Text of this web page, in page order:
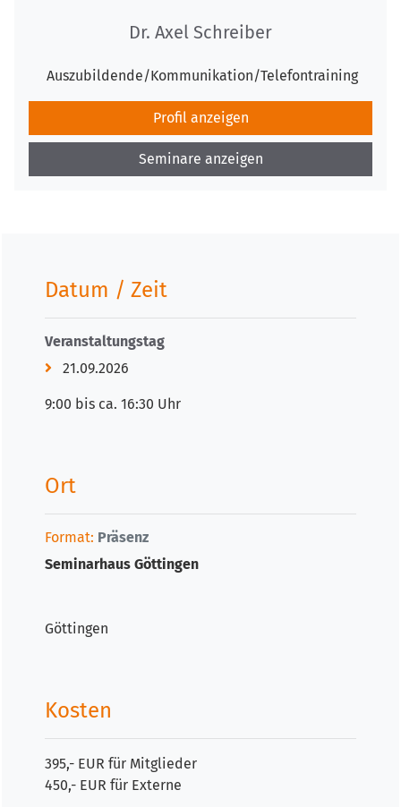
Dr. Axel Schreiber
Auszubildende/Kommunikation/Telefontraining
Profil anzeigen
Seminare anzeigen
Datum / Zeit
Veranstaltungstag
21.09.2026
9:00 bis ca. 16:30 Uhr
Ort
Format: Präsenz
Seminarhaus Göttingen
Göttingen
Kosten
395,- EUR für Mitglieder
450,- EUR für Externe